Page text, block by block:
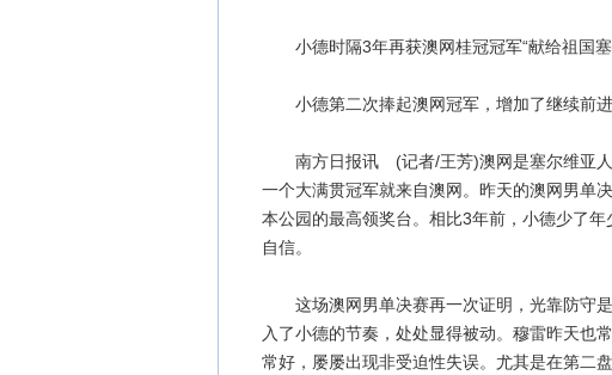
小德时隔3年再获澳网桂冠冠军“献给祖国塞
小德第二次捧起澳网冠军，增加了继续前
南方日报讯 (记者/王芳)澳网是塞尔维亚人
一个大满贯冠军就来自澳网。昨天的澳网男单
本公园的最高领奖台。相比3年前，小德少了
自信。
这场澳网男单决赛再一次证明，光靠防守是
入了小德的节奏，处处显得被动。穆雷昨天也
常好，屡屡出现非受迫性失误。尤其是在第二